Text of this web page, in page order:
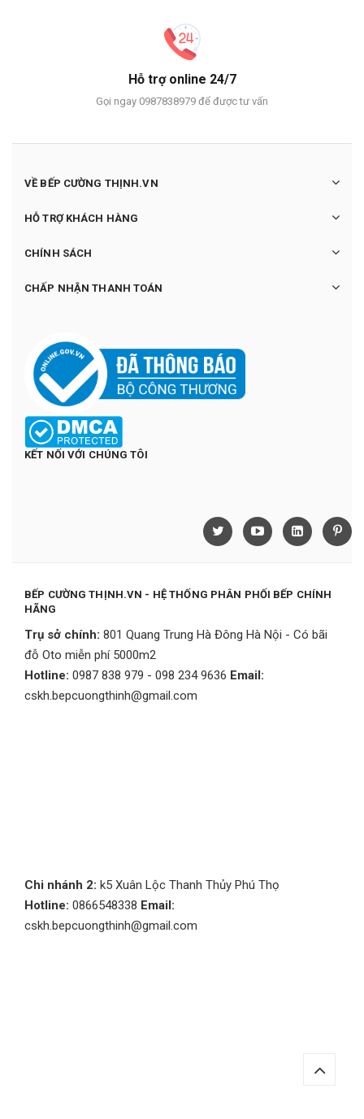
Hỗ trợ online 24/7
Gọi ngay 0987838979 để được tư vấn
VỀ BẾP CƯỜNG THỊNH.VN
HỖ TRỢ KHÁCH HÀNG
CHÍNH SÁCH
CHẤP NHẬN THANH TOÁN
KẾT NỐI VỚI CHÚNG TÔI
BẾP CƯỜNG THỊNH.VN - HỆ THỐNG PHÂN PHỐI BẾP CHÍNH
HÃNG
Trụ sở chính: 801 Quang Trung Hà Đông Hà Nội - Có bãi
đỗ Oto miễn phí 5000m2
Hotline: 0987 838 979 - 098 234 9636 Email:
cskh.bepcuongthinh@gmail.com
Chi nhánh 2: k5 Xuân Lộc Thanh Thủy Phú Thọ
Hotline: 0866548338 Email:
cskh.bepcuongthinh@gmail.com